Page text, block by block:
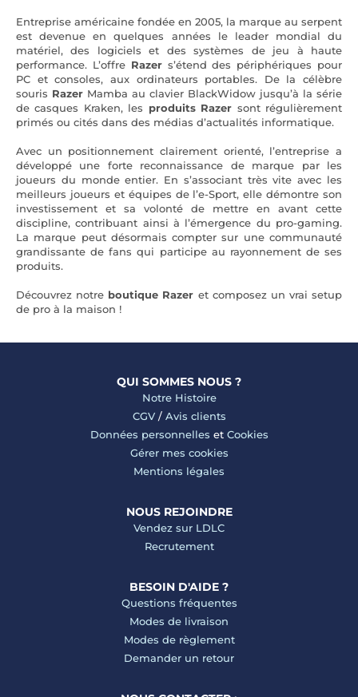
Entreprise américaine fondée en 2005, la marque au serpent
est devenue en quelques années le leader mondial du
matériel, des logiciels et des systèmes de jeu à haute
performance. L’offre Razers’étend des périphériques pour
PC et consoles, aux ordinateurs portables. De la célèbre
souris Razer Mamba au clavier BlackWidow jusqu’à la série
de casques Kraken, les produits Razer sont régulièrement
primés ou cités dans des médias d’actualités informatique.
Avec un positionnement clairement orienté, l’entreprise a
développé une forte reconnaissance de marque par les
joueurs du monde entier. En s’associant très vite avec les
meilleurs joueurs et équipes de l’e-Sport, elle démontre son
investissement et sa volonté de mettre en avant cette
discipline, contribuant ainsi à l’émergence du pro-gaming.
La marque peut désormais compter sur une communauté
grandissante de fans qui participe au rayonnement de ses
produits.
Découvrez notre boutique Razer et composez un vrai setup
de pro à la maison !
QUI SOMMES NOUS ?
Notre Histoire
CGV/ Avis clients
Données personnelles et Cookies
Gérer mes cookies
Mentions légales
NOUS REJOINDRE
Vendez sur LDLC
Recrutement
BESOIN D'AIDE ?
Questions fréquentes
Modes de livraison
Modes de règlement
Demander un retour